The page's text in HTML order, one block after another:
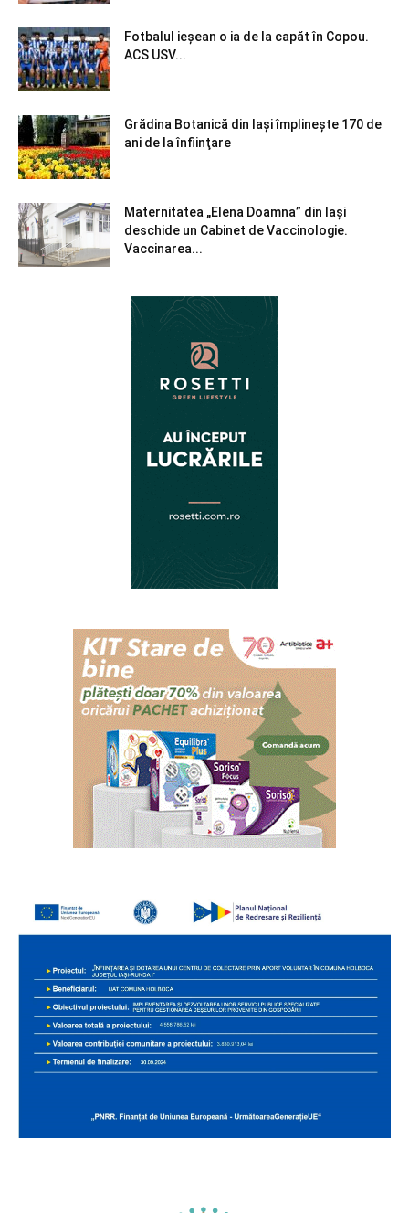
Fotbalul ieșean o ia de la capăt în Copou.
ACS USV...
Grădina Botanică din Iaşi împlineşte 170 de
ani de la înfiinţare
Maternitatea „Elena Doamna” din Iași
deschide un Cabinet de Vaccinologie.
Vaccinarea...